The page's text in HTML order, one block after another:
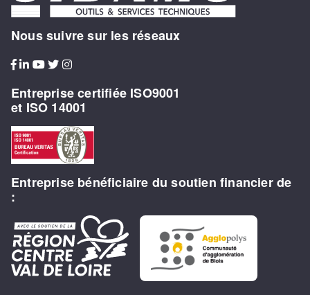
Nous suivre sur les réseaux
Entreprise certifiée ISO9001
et ISO 14001
Entreprise bénéficiaire du soutien financier de
: